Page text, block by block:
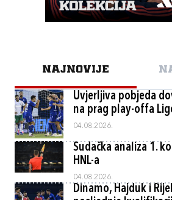
NAJNOVIJE
Uvjerljiva pobjeda
na prag play-offa
04.08.2026.
Sudačka analiza 1.
HNL-a
04.08.2026.
Dinamo, Hajduk i